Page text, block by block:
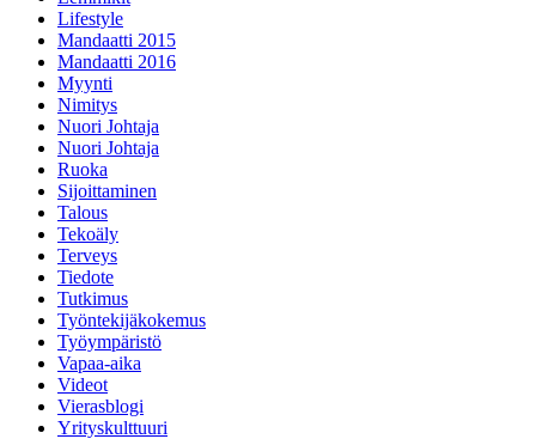
Lifestyle
Mandaatti 2015
Mandaatti 2016
Myynti
Nimitys
Nuori Johtaja
Nuori Johtaja
Ruoka
Sijoittaminen
Talous
Tekoäly
Terveys
Tiedote
Tutkimus
Työntekijäkokemus
Työympäristö
Vapaa-aika
Videot
Vierasblogi
Yrityskulttuuri